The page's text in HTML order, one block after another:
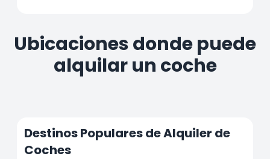
Ubicaciones donde puede
alquilar un coche
Destinos Populares de Alquiler de
Coches